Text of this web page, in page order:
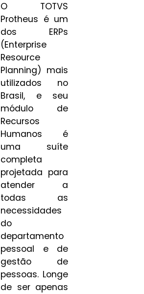
O TOTVS
Protheus é um
dos ERPs
(Enterprise
Resource
Planning) mais
utilizados no
Brasil, e seu
módulo de
Recursos
Humanos é
uma suíte
completa
projetada para
atender a
todas as
necessidades
do
departamento
pessoal e de
gestão de
pessoas. Longe
de ser apenas